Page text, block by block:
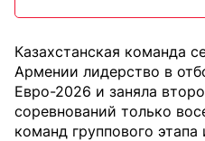
Казахстанская команда
Армении лидерство в
Евро-2026 и заняла
соревнований только
команд группового